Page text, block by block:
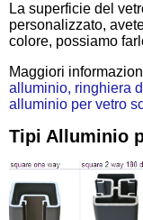
La superficie del
personalizzato,
colore, possiamo
Maggiori
alluminio, ringhiera
alluminio per vetro
Tipi Alluminio